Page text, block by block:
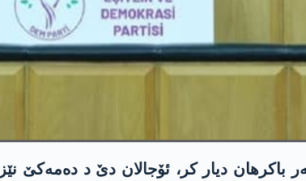
دیار کر، ئۆجالان دێ د دەمەکێ